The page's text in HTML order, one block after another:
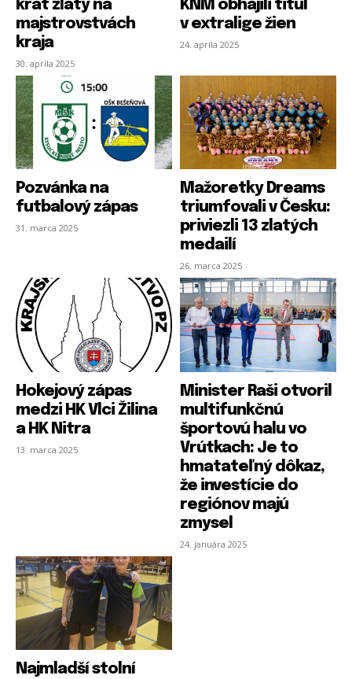
krát zlatý na
majstrovstvách
kraja
30. apríla 2025
KNM obhájili titul
v extralige žien
24. apríla 2025
Pozvánka na
futbalový zápas
31. marca 2025
Mažoretky Dreams
triumfovali v Česku:
priviezli 13 zlatých
medailí
26. marca 2025
Hokejový zápas
medzi HK Vlci Žilina
a HK Nitra
13. marca 2025
Minister Raši otvoril
multifunkčnú
športovú halu vo
Vrútkach: Je to
hmatateľný dôkaz,
že investície do
regiónov majú
zmysel
24. januára 2025
Najmladší stolní